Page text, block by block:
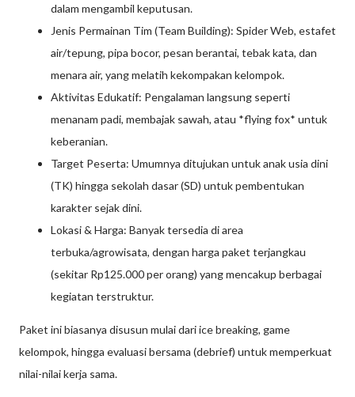
dalam mengambil keputusan.
Jenis Permainan Tim (Team Building): Spider Web, estafet
air/tepung, pipa bocor, pesan berantai, tebak kata, dan
menara air, yang melatih kekompakan kelompok.
Aktivitas Edukatif: Pengalaman langsung seperti
menanam padi, membajak sawah, atau *flying fox* untuk
keberanian.
Target Peserta: Umumnya ditujukan untuk anak usia dini
(TK) hingga sekolah dasar (SD) untuk pembentukan
karakter sejak dini.
Lokasi & Harga: Banyak tersedia di area
terbuka/agrowisata, dengan harga paket terjangkau
(sekitar Rp125.000 per orang) yang mencakup berbagai
kegiatan terstruktur.
Paket ini biasanya disusun mulai dari ice breaking, game
kelompok, hingga evaluasi bersama (debrief) untuk memperkuat
nilai-nilai kerja sama.